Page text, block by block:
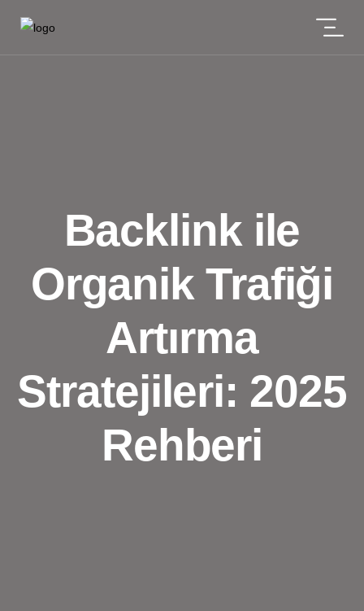
Backlink ile
Organik Trafiği
Artırma
Stratejileri: 2025
Rehberi